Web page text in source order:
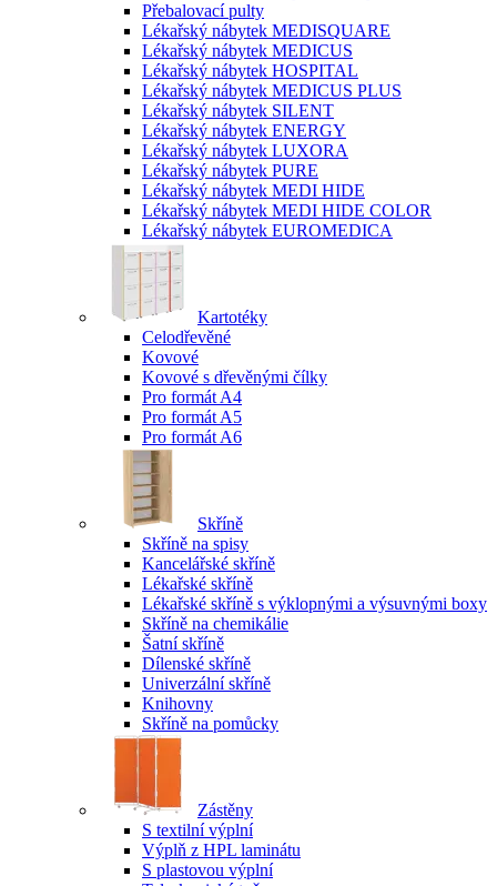
Přebalovací pulty
Lékařský nábytek MEDISQUARE
Lékařský nábytek MEDICUS
Lékařský nábytek HOSPITAL
Lékařský nábytek MEDICUS PLUS
Lékařský nábytek SILENT
Lékařský nábytek ENERGY
Lékařský nábytek LUXORA
Lékařský nábytek PURE
Lékařský nábytek MEDI HIDE
Lékařský nábytek MEDI HIDE COLOR
Lékařský nábytek EUROMEDICA
Kartotéky
Celodřevěné
Kovové
Kovové s dřevěnými čílky
Pro formát A4
Pro formát A5
Pro formát A6
Skříně
Skříně na spisy
Kancelářské skříně
Lékařské skříně
Lékařské skříně s výklopnými a výsuvnými boxy
Skříně na chemikálie
Šatní skříně
Dílenské skříně
Univerzální skříně
Knihovny
Skříně na pomůcky
Zástěny
S textilní výplní
Výplň z HPL laminátu
S plastovou výplní